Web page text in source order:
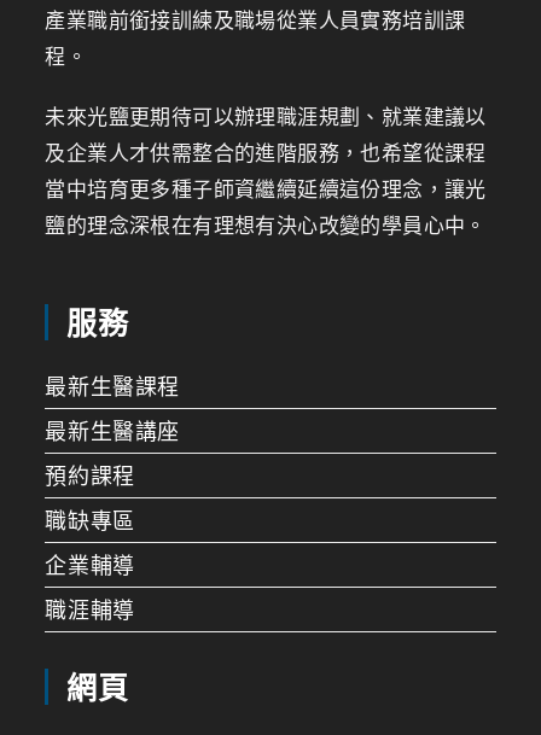
產業職前銜接訓練及職場從業人員實務培訓課
程。
未來光鹽更期待可以辦理職涯規劃、就業建議以
及企業人才供需整合的進階服務，也希望從課程
當中培育更多種子師資繼續延續這份理念，讓光
鹽的理念深根在有理想有決心改變的學員心中。
服務
最新生醫課程
最新生醫講座
預約課程
職缺專區
企業輔導
職涯輔導
網頁